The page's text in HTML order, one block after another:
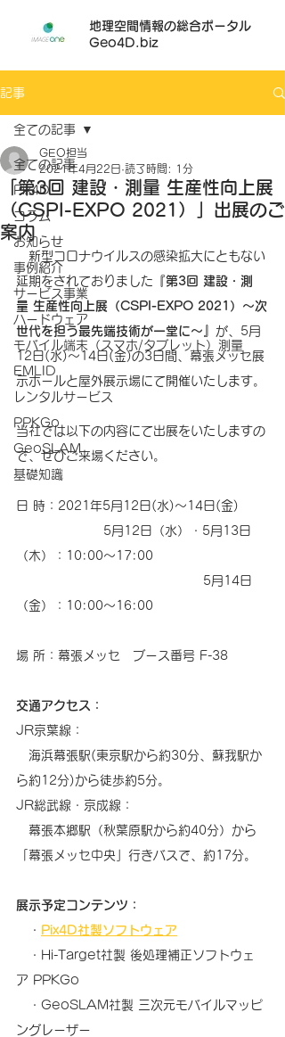
地理空間情報の総合ポータル
Geo4D.biz
記事
全ての記事
Pix4D
コラム
お知らせ
事例紹介
サービス事業
ハードウェア
モバイル端末（スマホ/タブレット）測量
EMLID
レンタルサービス
PPKGo
GeoSLAM
基礎知識
全ての記事
「第3回 建設・測量 生産性向上展
（CSPI-EXPO 2021）」出展のご
案内
GEO担当
2021年4月22日 読了時間: 1分
新型コロナウイルスの感染拡大にともない
延期をされておりました 『第3回 建設・測
量 生産性向上展（CSPI-EXPO 2021）～次
世代を担う最先端技術が一堂に～』 が、5月
12日(水)～14日(金)の3日間、幕張メッセ展
示ホールと屋外展示場にて開催いたします。
当社では以下の内容にて出展をいたしますの
で、ぜひご来場ください。
日 時：2021年5月12日(水)～14日(金)
5月12日（水）・5月13日
（木）：10:00～17:00
5月14日
（金）：10:00～16:00
場 所：幕張メッセ　ブース番号 F-38
交通アクセス：
JR京葉線：
海浜幕張駅(東京駅から約30分、蘇我駅か
ら約12分)から徒歩約5分。
JR総武線・京成線：
幕張本郷駅（秋葉原駅から約40分）から
「幕張メッセ中央」行きバスで、約17分。
展示予定コンテンツ：
・ Pix4D社製ソフトウェア
・Hi-Target社製 後処理補正ソフトウェ
ア PPKGo
・GeoSLAM社製 三次元モバイルマッピ
ングレーザー